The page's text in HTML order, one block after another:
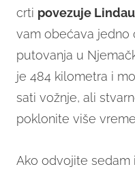
crti povezuje
vam obećava jedno
putovanja u
je 484 kilometra i
sati vožnje, ali
poklonite više
Ako odvojite sedam